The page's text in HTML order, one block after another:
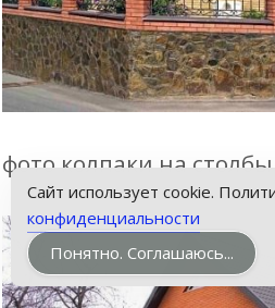
фото колпаки на
Сайт использует cookie.
конфиденциальности
Понятно. Соглашаюсь...